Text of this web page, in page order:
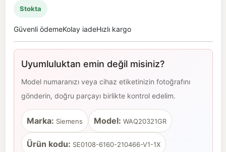
Stokta
Güvenli ödemeKolay iadeHızlı kargo
Uyumluluktan emin değil misiniz?
Model numaranızı veya cihaz etiketinizin fotoğrafını
gönderin, doğru parçayı birlikte kontrol edelim.
Marka: Siemens Model: WAQ20321GR
Ürün kodu: SE0108-6160-210466-V1-1X